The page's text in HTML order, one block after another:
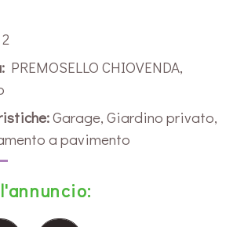
2
PREMOSELLO CHIOVENDA,
Garage, Giardino privato,
a pavimento